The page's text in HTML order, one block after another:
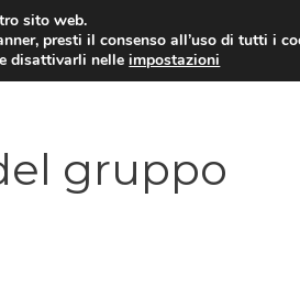
MOTO NEWS
gruppo
sito web.
presti il consenso all’uso di tutti i
disattivarli nelleimpostazioni